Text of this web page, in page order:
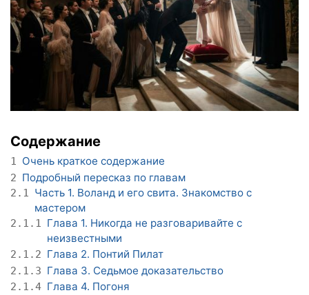
Содержание
1 Очень краткое содержание
2 Подробный пересказ по главам
2.1 Часть 1. Воланд и его свита. Знакомство с
мастером
2.1.1 Глава 1. Никогда не разговаривайте с
неизвестными
2.1.2 Глава 2. Понтий Пилат
2.1.3 Глава 3. Седьмое доказательство
2.1.4 Глава 4. Погоня